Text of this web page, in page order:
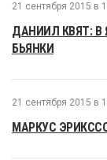
21 сентября 2015 в
ДАНИИЛ КВЯТ:
БЬЯНКИ
21 сентября 2015 в
МАРКУС